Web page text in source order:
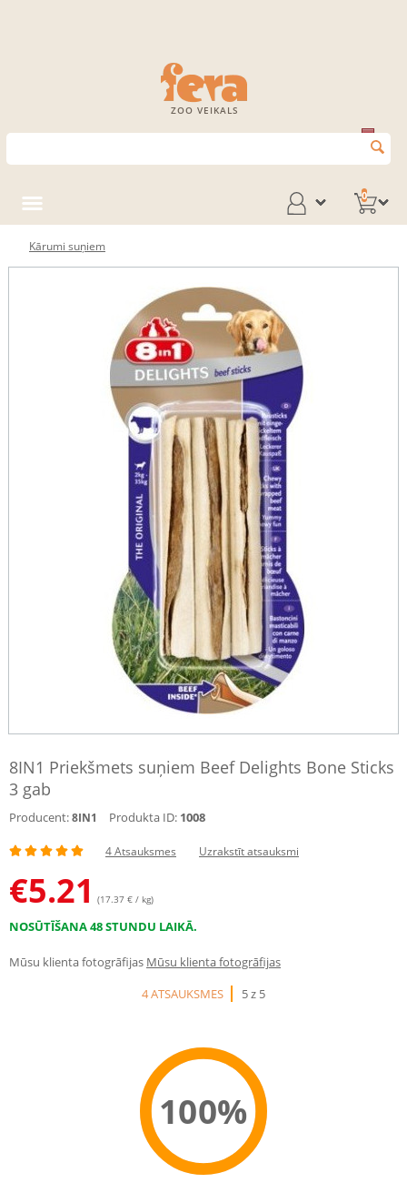
ZOO VEIKALS
0
Kārumi suņiem
8IN1 Priekšmets suņiem Beef Delights Bone Sticks
3 gab
Producent:8IN1 Produkta ID: 1008
4 Atsauksmes Uzrakstīt atsauksmi
€5.21 (17.37 € / kg)
NOSŪTĪŠANA 48 STUNDU LAIKĀ.
Mūsu klienta fotogrāfijas Mūsu klienta fotogrāfijas
4 ATSAUKSMES
5 z 5
100%